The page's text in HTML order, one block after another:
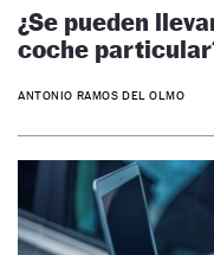
¿Se pueden
coche
ANTONIO RAMOS DEL OLMO